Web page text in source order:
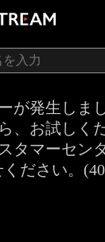
が発生しま
、お試しく
タマーセン
ください。